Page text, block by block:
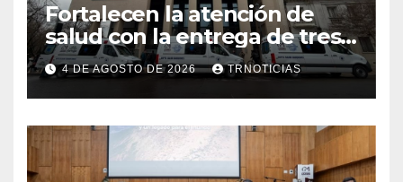
Fortalecen la atención de
salud con la entrega de tres
nuevas ambulancias para
Cauquenes y Sagrada Familia
4 DE AGOSTO DE 2026 TRNOTICIAS